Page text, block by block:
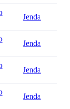
Jenda
Jenda
Jenda
Jenda